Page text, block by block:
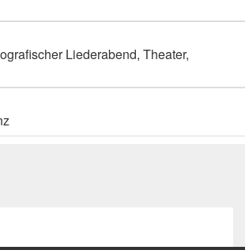
Liederabend, Theater,